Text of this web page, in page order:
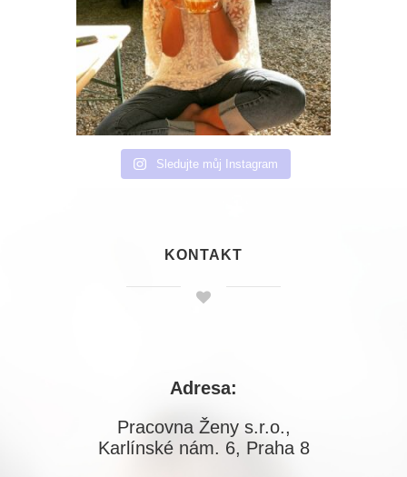
Sledujte můj Instagram
KONTAKT
Adresa:
Pracovna Ženy s.r.o.,
Karlínské nám. 6, Praha 8